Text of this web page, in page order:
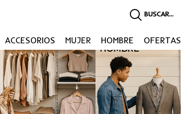
BUSCAR...
ACCESORIOS MUJER HOMBRE OFERTAS